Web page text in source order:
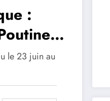
:
russo-
le 23 juin au